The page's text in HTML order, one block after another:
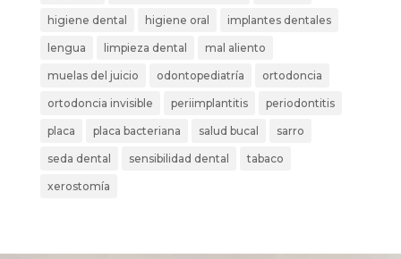
higiene dental higiene oral implantes dentales
lengua limpieza dental mal aliento
muelas del juicio odontopediatría ortodoncia
ortodoncia invisible periimplantitis periodontitis
placa placa bacteriana salud bucal sarro
seda dental sensibilidad dental tabaco
xerostomía